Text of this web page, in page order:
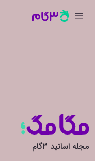
مجله اساتید 3گام